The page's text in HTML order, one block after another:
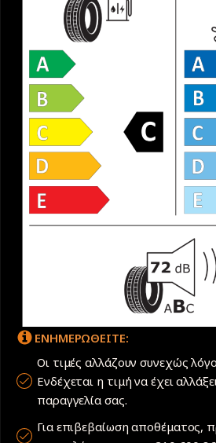
ΕΝΗΜΕΡΩΘΕΙΤΕ:
Οι τιμές αλλάζουν συνεχώς
Ενδέχεται η τιμή να έχει
παραγγελία σας.
Για επιβεβαίωση αποθέματος,